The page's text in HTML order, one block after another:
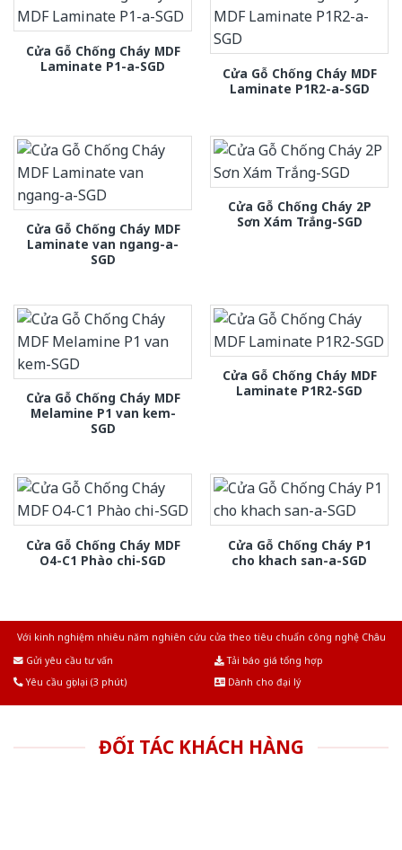
Cửa Gỗ Chống Cháy MDF
Laminate P1-a-SGD
Cửa Gỗ Chống Cháy MDF
Laminate P1R2-a-SGD
Cửa Gỗ Chống Cháy MDF
Laminate van ngang-a-
SGD
Cửa Gỗ Chống Cháy 2P
Sơn Xám Trắng-SGD
Cửa Gỗ Chống Cháy MDF
Melamine P1 van kem-
SGD
Cửa Gỗ Chống Cháy MDF
Laminate P1R2-SGD
Cửa Gỗ Chống Cháy MDF
O4-C1 Phào chi-SGD
Cửa Gỗ Chống Cháy P1
cho khach san-a-SGD
Với kinh nghiệm nhiêu năm nghiên cứu cửa theo tiêu chuẩn công nghệ Châu
Gửi yêu cầu tư vấn
Tải báo giá tổng hợp
Yêu cầu gọi lại (3 phút)
Dành cho đại lý
ĐỐI TÁC KHÁCH HÀNG